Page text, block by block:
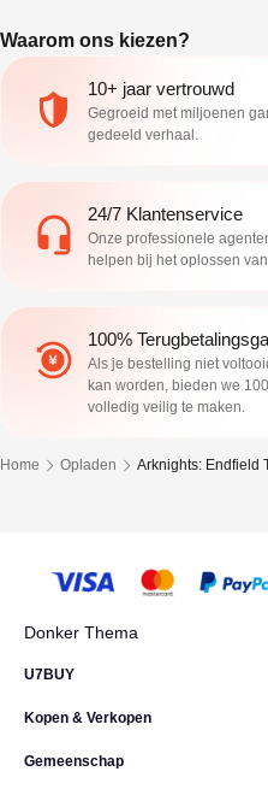
Waarom ons kiezen?
10+ jaar vertrouwd
Gegroeid met miljoenen
gedeeld verhaal.
24/7 Klantenservice
Onze professionele
helpen bij het oplossen
100%
Als je bestelling niet
kan worden, bieden we
volledig veilig te maken.
Home Opladen Arknights: Endfield
Donker Thema
U7BUY
Kopen & Verkopen
Gemeenschap